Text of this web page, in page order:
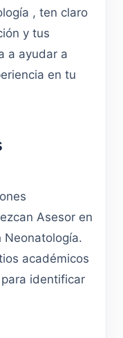
, ten claro
y tus
a ayudar a
en tu
Asesor en
Neonatología.
académicos
identificar